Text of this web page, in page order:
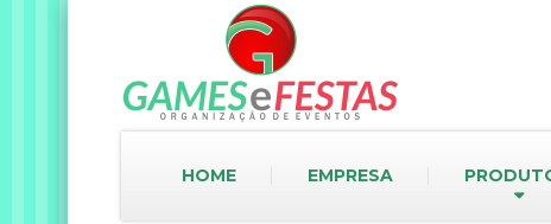
HOME EMPRESA